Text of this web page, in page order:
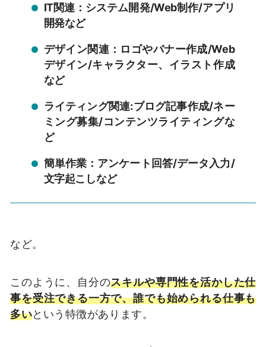
IT関連：システム開発/Web制作/アプリ
開発など
デザイン関連：ロゴやバナー作成/Web
デザイン/キャラクター、イラスト作成
など
ライティング関連:ブログ記事作成/ネー
ミング募集/コンテンツライティングな
ど
簡単作業：アンケート回答/データ入力/
文字起こしなど
など。
このように、自分のスキルや専門性を活かした仕
事を受注できる一方で、誰でも始められる仕事も
多いという特徴があります。